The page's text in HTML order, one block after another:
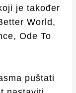
je također
World,
Ode To
puštati